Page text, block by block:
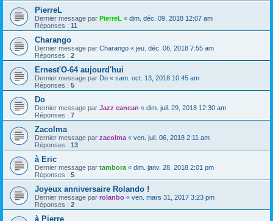
PierreL
Dernier message par PierreL « dim. déc. 09, 2018 12:07 am
Réponses : 11
Charango
Dernier message par Charango « jeu. déc. 06, 2018 7:55 am
Réponses : 2
Ernest'O-64 aujourd'hui
Dernier message par Do « sam. oct. 13, 2018 10:45 am
Réponses : 5
Do
Dernier message par Jazz cancan « dim. juil. 29, 2018 12:30 am
Réponses : 7
Zacolma
Dernier message par zacolma « ven. juil. 06, 2018 2:11 am
Réponses : 13
à Eric
Dernier message par tambora « dim. janv. 28, 2018 2:01 pm
Réponses : 5
Joyeux anniversaire Rolando !
Dernier message par rolanbo « ven. mars 31, 2017 3:23 pm
Réponses : 2
à Pierre